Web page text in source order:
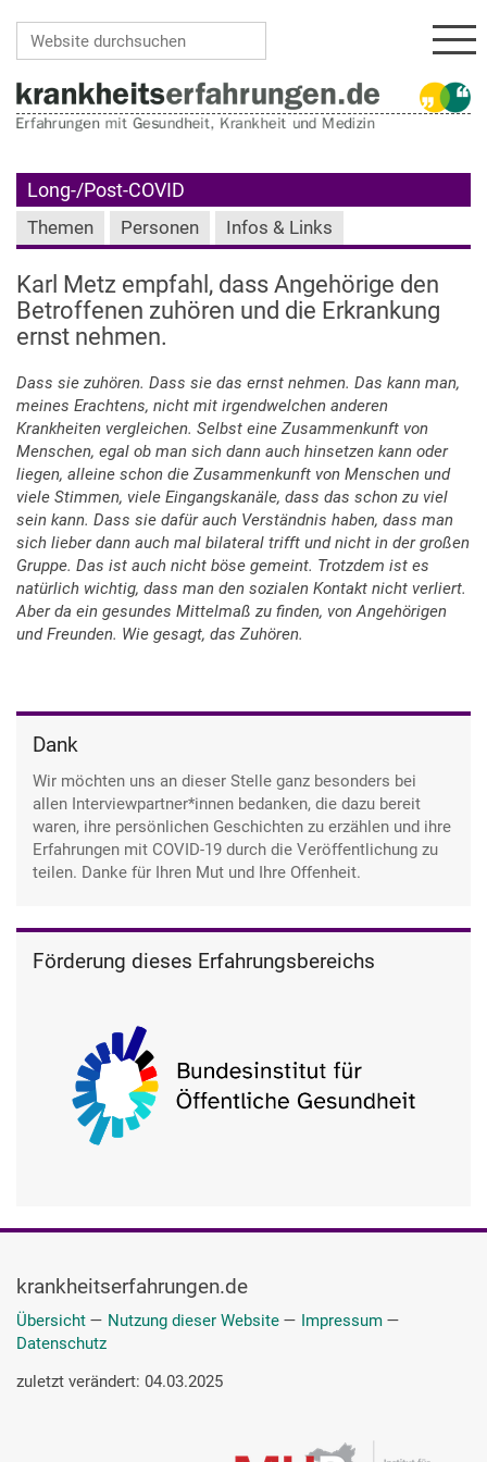
Long-/Post-COVID
Themen Personen Infos & Links
Karl Metz empfahl, dass Angehörige den
Betroffenen zuhören und die Erkrankung
ernst nehmen.
Dass sie zuhören. Dass sie das ernst nehmen. Das kann man,
meines Erachtens, nicht mit irgendwelchen anderen
Krankheiten vergleichen. Selbst eine Zusammenkunft von
Menschen, egal ob man sich dann auch hinsetzen kann oder
liegen, alleine schon die Zusammenkunft von Menschen und
viele Stimmen, viele Eingangskanäle, dass das schon zu viel
sein kann. Dass sie dafür auch Verständnis haben, dass man
sich lieber dann auch mal bilateral trifft und nicht in der großen
Gruppe. Das ist auch nicht böse gemeint. Trotzdem ist es
natürlich wichtig, dass man den sozialen Kontakt nicht verliert.
Aber da ein gesundes Mittelmaß zu finden, von Angehörigen
und Freunden. Wie gesagt, das Zuhören.
Dank
Wir möchten uns an dieser Stelle ganz besonders bei
allen Interviewpartner*innen bedanken, die dazu bereit
waren, ihre persönlichen Geschichten zu erzählen und ihre
Erfahrungen mit COVID-19 durch die Veröffentlichung zu
teilen. Danke für Ihren Mut und Ihre Offenheit.
Förderung dieses Erfahrungsbereichs
krankheitserfahrungen.de
Übersicht — Nutzung dieser Website — Impressum —
Datenschutz
zuletzt verändert: 04.03.2025